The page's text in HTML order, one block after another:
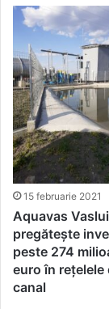
15 februarie 2021
Aquavas Vaslui
pregătește
peste 274
euro în rețelele
canal